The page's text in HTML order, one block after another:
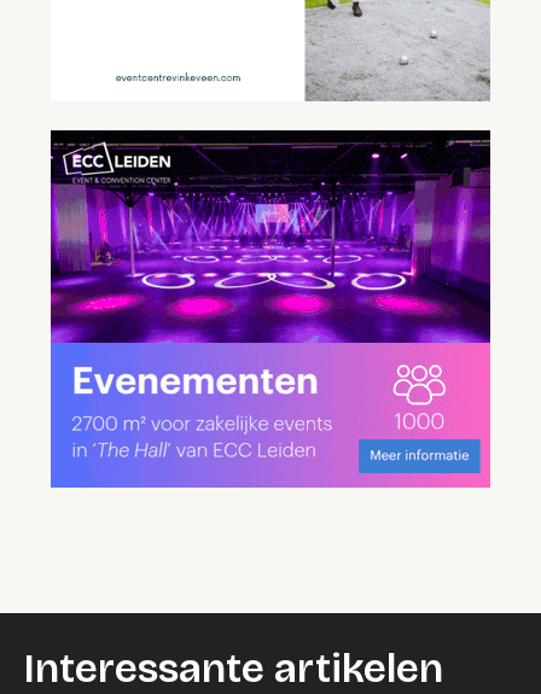
Interessante artikelen